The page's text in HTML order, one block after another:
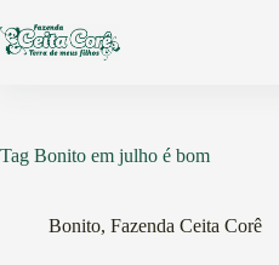
para
o
Tag Bonito em julho é bom
Bonito, Fazenda Ceita Corê